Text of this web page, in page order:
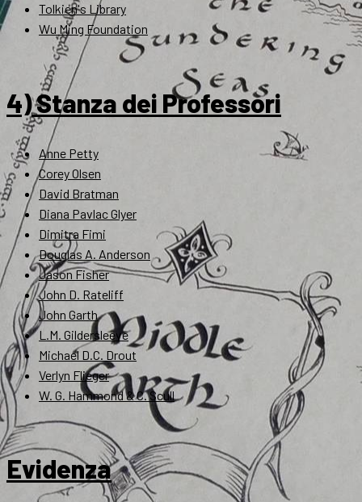
Tolkien's Library
Wu Ming Foundation
4) Stanza dei Professori
Anne Petty
Corey Olsen
David Bratman
Diana Pavlac Glyer
Dimitra Fimi
Douglas A. Anderson
Jason Fisher
John D. Rateliff
John Garth
L.M. Gildersleeve
Michael D.C. Drout
Verlyn Flieger
W. G. Hammond & C. Scull
Evidenza